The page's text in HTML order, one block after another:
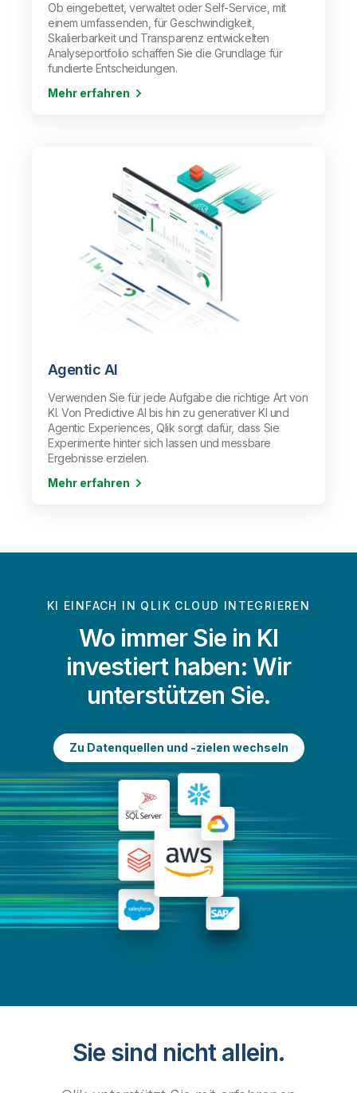
Ob eingebettet, verwaltet oder Self-Service, mit
einem umfassenden, für Geschwindigkeit,
Skalierbarkeit und Transparenz entwickelten
Analyseportfolio schaffen Sie die Grundlage für
fundierte Entscheidungen.
Mehr erfahren
Agentic AI
Verwenden Sie für jede Aufgabe die richtige Art von
KI. Von Predictive AI bis hin zu generativer KI und
Agentic Experiences, Qlik sorgt dafür, dass Sie
Experimente hinter sich lassen und messbare
Ergebnisse erzielen.
Mehr erfahren
KI EINFACH IN QLIK CLOUD INTEGRIEREN
Wo immer Sie in KI
investiert haben: Wir
unterstützen Sie.
Zu Datenquellen und -zielen wechseln
Sie sind nicht allein.